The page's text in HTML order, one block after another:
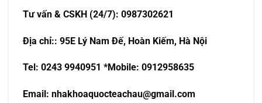
Tưvấn & CSKH (24/7): 0987302621
Địa chỉ:: 95E Lý Nam Đế, Hoàn Kiếm, Hà Nội
Tel: 0243 9940951 *Mobile: 0912958635
Email: nhakhoaquocteachau@gmail.com